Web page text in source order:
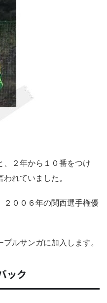
、２年から１０番をつけ
われていました。
２００６年の関西選手権優
ルサンガに加入します。
ック